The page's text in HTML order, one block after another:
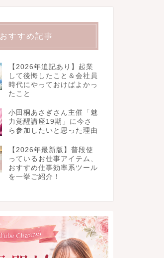
おすすめ記事
【2026年追記あり】起業
して後悔したこと＆会社員
時代にやっておけばよかっ
たこと
小田桐あさぎさん主催「魅
力覚醒講座19期」に今さ
ら参加したいと思った理由
【2026年最新版】普段使
っているお仕事アイテム、
おすすめ仕事効率系ツール
を一挙ご紹介！